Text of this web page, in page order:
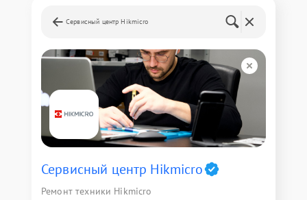
Сервисный центр Hikmicro
Сервисный центр Hikmicro
Ремонт техники Hikmicro